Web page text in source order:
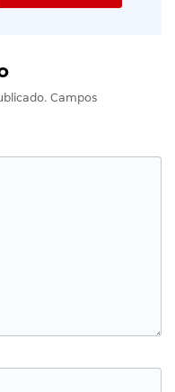
Campos